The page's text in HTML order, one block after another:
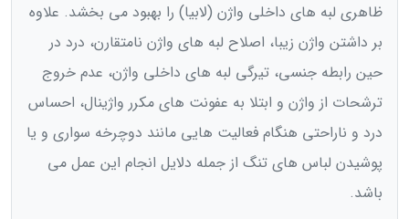
ظاهری لبه های داخلی واژن (لابیا) را بهبود می بخشد. علاوه
بر داشتن واژن زیبا، اصلاح لبه های واژن نامتقارن، درد در
حین رابطه جنسی، تیرگی لبه های داخلی واژن، عدم خروج
ترشحات از واژن و ابتلا به عفونت های مکرر واژینال، احساس
درد و ناراحتی هنگام فعالیت هایی مانند دوچرخه سواری و یا
پوشیدن لباس های تنگ از جمله دلایل انجام این عمل می
باشد.